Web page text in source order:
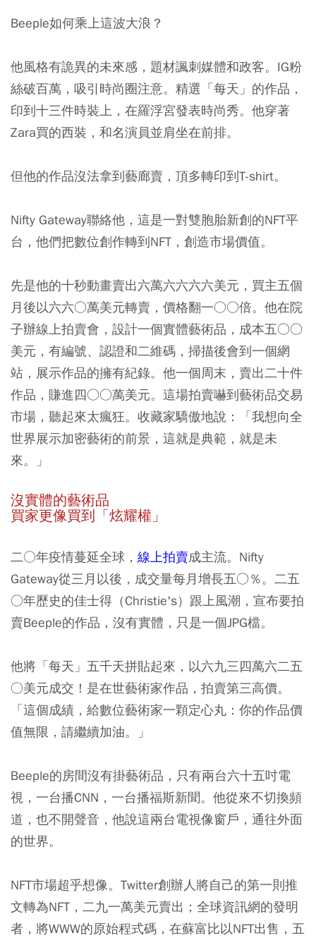
Beeple如何乘上這波大浪？
他風格有詭異的未來感，題材諷刺媒體和政客。IG粉
絲破百萬，吸引時尚圈注意。精選「每天」的作品，
印到十三件時裝上，在羅浮宮發表時尚秀。他穿著
Zara買的西裝，和名演員並肩坐在前排。
但他的作品沒法拿到藝廊賣，頂多轉印到T-shirt。
Nifty Gateway聯絡他，這是一對雙胞胎新創的NFT平
台，他們把數位創作轉到NFT，創造市場價值。
先是他的十秒動畫賣出六萬六六六六美元，買主五個
月後以六六○萬美元轉賣，價格翻一○○倍。他在院
子辦線上拍賣會，設計一個實體藝術品，成本五○○
美元，有編號、認證和二維碼，掃描後會到一個網
站，展示作品的擁有紀錄。他一個周末，賣出二十件
作品，賺進四○○萬美元。這場拍賣嚇到藝術品交易
市場，聽起來太瘋狂。收藏家驕傲地說：「我想向全
世界展示加密藝術的前景，這就是典範，就是未
來。」
沒實體的藝術品
買家更像買到「炫耀權」
二○年疫情蔓延全球， 線上拍賣成主流。Nifty
Gateway從三月以後，成交量每月增長五○％。二五
○年歷史的佳士得（Christie's）跟上風潮，宣布要拍
賣Beeple的作品，沒有實體，只是一個JPG檔。
他將「每天」五千天拼貼起來，以六九三四萬六二五
○美元成交！是在世藝術家作品，拍賣第三高價。
「這個成績，給數位藝術家一顆定心丸：你的作品價
值無限，請繼續加油。」
Beeple的房間沒有掛藝術品，只有兩台六十五吋電
視，一台播CNN，一台播福斯新聞。他從來不切換頻
道，也不開聲音，他說這兩台電視像窗戶，通往外面
的世界。
NFT市場超乎想像。Twitter創辦人將自己的第一則推
文轉為NFT，二九一萬美元賣出；全球資訊網的發明
者，將WWW的原始程式碼，在蘇富比以NFT出售，五